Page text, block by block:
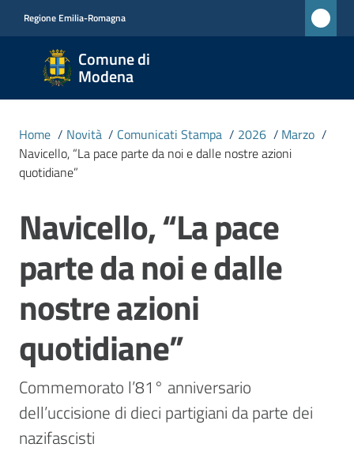
Regione Emilia-Romagna
Comune di
Modena
Comune
di
Modena
CIVICA
MONET
Amministrazione
Novità
Menu selezionato
Servizi
Vivere
Home / Novità / Comunicati Stampa / 2026 / Marzo /
Navicello, “La pace parte da noi e dalle nostre azioni
quotidiane”
Salta al contenuto
Navicello, “La pace
parte da noi e dalle
nostre azioni
quotidiane”
Commemorato l’81° anniversario
dell’uccisione di dieci partigiani da parte dei
nazifascisti